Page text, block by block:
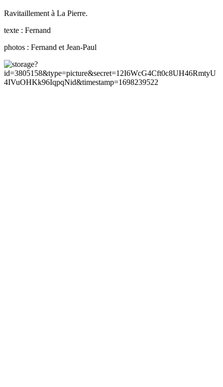
Ravitaillement à La Pierre.
texte : Fernand
photos : Fernand et Jean-Paul